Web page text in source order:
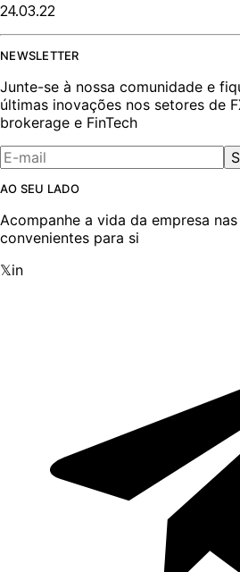
24.03.22
NEWSLETTER
Junte-se à nossa comunidade e
últimas inovações nos setores de
brokerage e FinTech
AO SEU LADO
Acompanhe a vida da empresa
convenientes para si
𝕏in